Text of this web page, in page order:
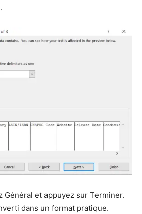
.
Général et appuyez sur Terminer.
dans un format pratique.